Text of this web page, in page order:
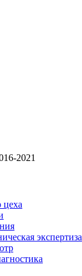
2021
цеха
экспертиза